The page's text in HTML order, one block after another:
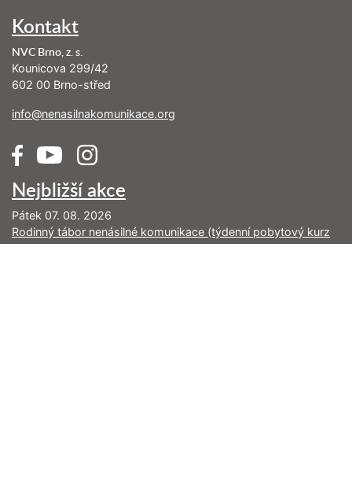
Kontakt
NVC Brno, z. s.
Kounicova 299/42
602 00 Brno-střed
info@nenasilnakomunikace.org
Nejbližší akce
Pátek 07. 08. 2026
Rodinný tábor nenásilné komunikace (týdenní pobytový kurz
na Vysočině)